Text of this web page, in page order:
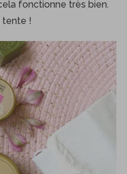
fonctionne très bien.
tente !